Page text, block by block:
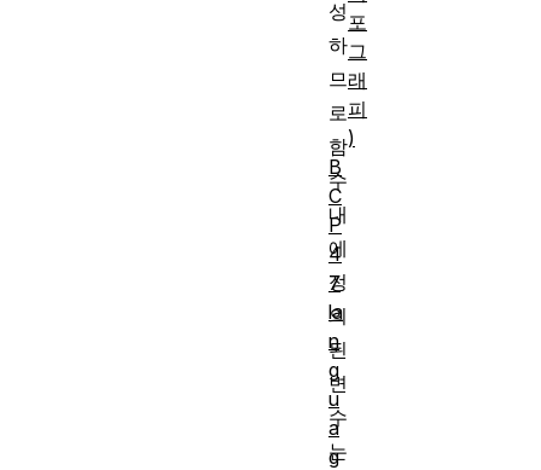
성
하
므
로
함
수
내
에
정
의
된
변
수
는
포
그
래
피
)
B
C
P
4
7
la
n
g
u
a
g